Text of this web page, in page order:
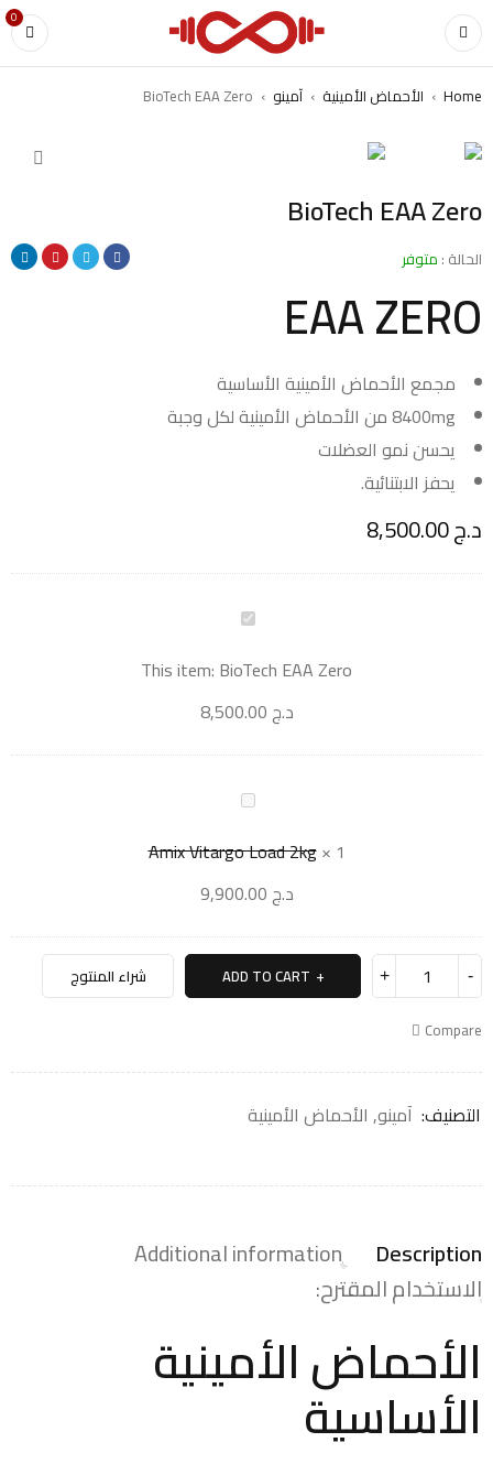
0
Home
› الأحماض الأمينية › آمينو ›
BioTech EAA Zero
BioTech EAA Zero
الحالة : متوفر
EAA ZERO
مجمع الأحماض الأمينية الأساسية
8400mg من الأحماض الأمينية لكل وجبة
يحسن نمو العضلات
يحفز الابتنائية.
د.ج
This item: BioTech EAA Zero
د.ج
1
×
Amix Vitargo Load 2kg
د.ج
ADD TO CART شراء المنتوج
Compare
التصنيف: آمينو, الأحماض الأمينية
Description
Additional information
الاستخدام المقترح:
الأحماض الأمينية
الأساسية